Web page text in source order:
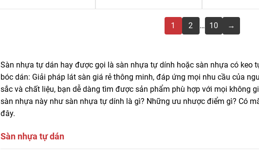
1 2 … 10 →
Sàn nhựa tự dán hay được gọi là sàn nhựa tự dính hoặc sàn nhựa có keo
bóc dán: Giải pháp lát sàn giá rẻ thông minh, đáp ứng mọi nhu cầu của
sắc và chất liệu, bạn dễ dàng tìm được sản phẩm phù hợp với mọi không
sàn nhựa này như sàn nhựa tự dính là gì? Những ưu nhược điểm gì? Có
đây.
Sàn nhựa tự dán